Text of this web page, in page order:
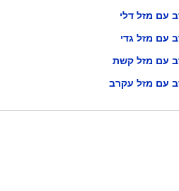
עם מזל דלי
עם מזל גדי
עם מזל קשת
עם מזל עקרב